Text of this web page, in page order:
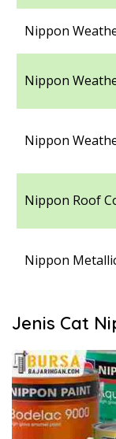
Nippon
Nippon
Nippon
Nippon Roof
Nippon
Jenis Cat